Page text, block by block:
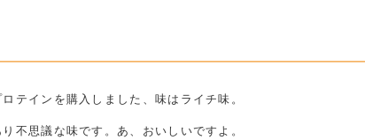
テインを購入しました、味はライチ味。
不思議な味です。あ、おいしいですよ。